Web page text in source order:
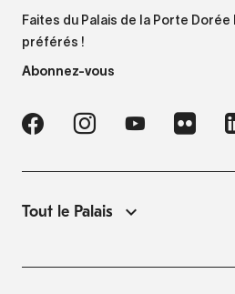
Faites du Palais de la Porte
préférés !
Abonnez-vous
Tout le Palais